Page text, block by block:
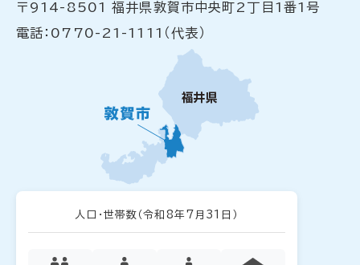
〒914-8501 福井県敦賀市中央町2丁目1番1号
電話：0770-21-1111（代表）
人口・世帯数 （令和8年7月31日）